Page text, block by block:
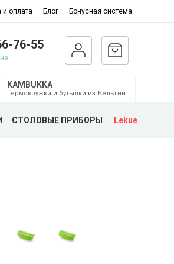
и оплата Блог Бонусная система
76-55
KAMBUKKA
Термокружки и бутылки из Бельгии
СТОЛОВЫЕ ПРИБОРЫ Lekue